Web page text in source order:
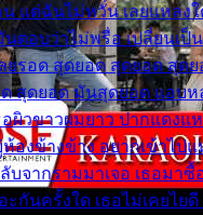
น แต่ฉันไม่หวั่น เลยแหลง
ตอบว่าไม่พรื่อ เปลี่ยนเป็น
ยรอด สุดยอด สุดยอด สุด
สุดยอด มันสุดยอด แอบ
อผิวขาวผมยาว ปากแดงแ
ห้องข้างข้าง อยากเข้าไป
บจากรามมาเจอ เธอมา
อะกันครั้งใด เธอไม่เคยไย